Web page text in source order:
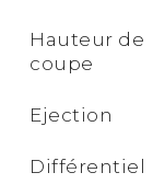
Hauteur de
coupe
Ejection
Différentiel